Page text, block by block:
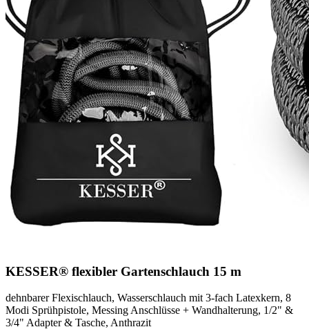
KESSER® flexibler Gartenschlauch 15 m
dehnbarer Flexischlauch, Wasserschlauch mit 3-fach Latexkern, 8
Modi Sprühpistole, Messing Anschlüsse + Wandhalterung, 1/2" &
3/4" Adapter & Tasche, Anthrazit